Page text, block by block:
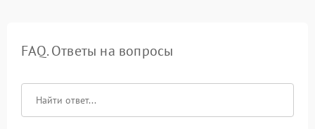
FAQ. Ответы на вопросы